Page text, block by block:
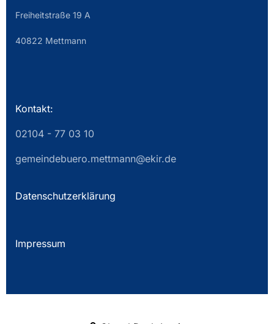
Freiheitstraße 19 A
40822 Mettmann
Kontakt:
02104 - 77 03 10
gemeindebuero.mettmann@ekir.de
Datenschutzerklärung
Impressum